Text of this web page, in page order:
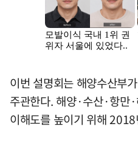
이번 설명회는 해양수산부
주관한다. 해양·수산·항만
이해도를 높이기 위해